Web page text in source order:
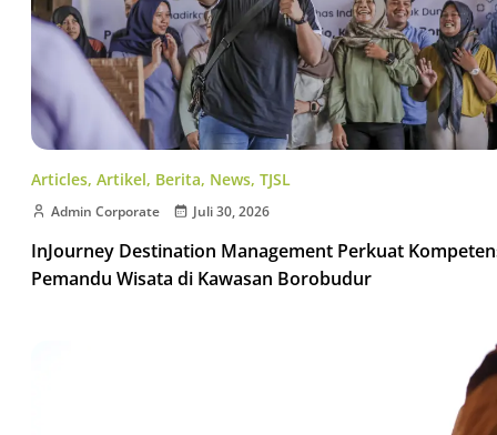
Articles, Artikel, Berita, News, TJSL
Admin Corporate Juli 30, 2026
InJourney Destination Management Perkuat
Pemandu Wisata di Kawasan Borobudur